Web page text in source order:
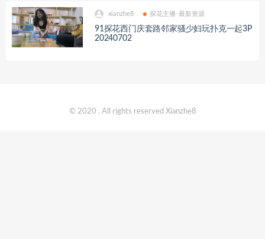
xianzhe8 探花主播-最新资源
91探花西门庆套路邻家骚少妇玩扑克一起3P
20240702
© 2020 . All rights reserved Xianzhe8